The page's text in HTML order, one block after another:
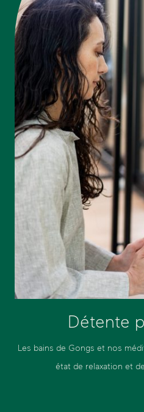
Détente
Les bains de Gongs et nos
état de relaxation et